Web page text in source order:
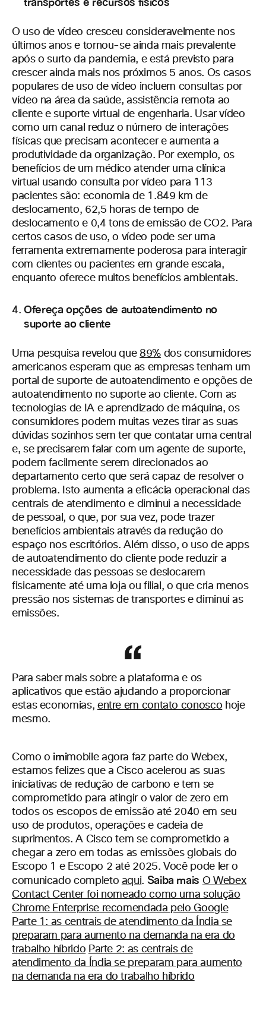
O uso de vídeo cresceu consideravelmente nos
últimos anos e tornou-se ainda mais prevalente
após o surto da pandemia, e está previsto para
crescer ainda mais nos próximos 5 anos. Os casos
populares de uso de vídeo incluem consultas por
vídeo na área da saúde, assistência remota ao
cliente e suporte virtual de engenharia. Usar vídeo
como um canal reduz o número de interações
físicas que precisam acontecer e aumenta a
produtividade da organização. Por exemplo, os
benefícios de um médico atender uma clínica
virtual usando consulta por vídeo para 113
pacientes são: economia de 1.849 km de
deslocamento, 62,5 horas de tempo de
deslocamento e 0,4 tons de emissão de CO2. Para
certos casos de uso, o vídeo pode ser uma
ferramenta extremamente poderosa para interagir
com clientes ou pacientes em grande escala,
enquanto oferece muitos benefícios ambientais.
Ofereça opções de autoatendimento no
suporte ao cliente
Uma pesquisa revelou que 89%dos consumidores
americanos esperam que as empresas tenham um
portal de suporte de autoatendimento e opções de
autoatendimento no suporte ao cliente. Com as
tecnologias de IA e aprendizado de máquina, os
consumidores podem muitas vezes tirar as suas
dúvidas sozinhos sem ter que contatar uma central
e, se precisarem falar com um agente de suporte,
podem facilmente serem direcionados ao
departamento certo que será capaz de resolver o
problema. Isto aumenta a eficácia operacional das
centrais de atendimento e diminui a necessidade
de pessoal, o que, por sua vez, pode trazer
benefícios ambientais através da redução do
espaço nos escritórios. Além disso, o uso de apps
de autoatendimento do cliente pode reduzir a
necessidade das pessoas se deslocarem
fisicamente até uma loja ou filial, o que cria menos
pressão nos sistemas de transportes e diminui as
emissões.
Para saber mais sobre a plataforma e os
aplicativos que estão ajudando a proporcionar
estas economias, entre em contato conosco hoje
mesmo.
Como o imimobile agora faz parte do Webex,
estamos felizes que a Cisco acelerou as suas
iniciativas de redução de carbono e tem se
comprometido para atingir o valor de zero em
todos os escopos de emissão até 2040 em seu
uso de produtos, operações e cadeia de
suprimentos. A Cisco tem se comprometido a
chegar a zero em todas as emissões globais do
Escopo 1 e Escopo 2 até 2025. Você pode ler o
comunicado completo aqui. Saiba mais O Webex
Contact Center foi nomeado como uma solução
Chrome Enterprise recomendada pelo Google
Parte 1: as centrais de atendimento da Índia se
preparam para aumento na demanda na era do
trabalho híbrido Parte 2: as centrais de
atendimento da Índia se preparam para aumento
na demanda na era do trabalho híbrido